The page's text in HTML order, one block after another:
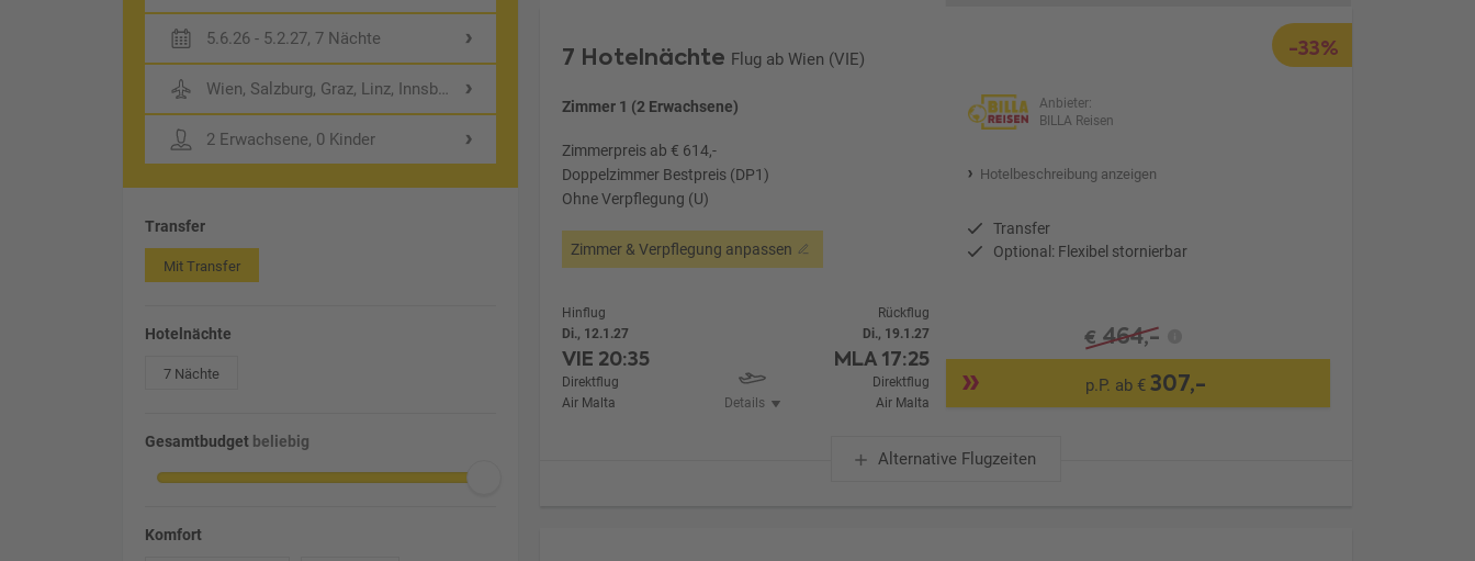
5.6.26 - 5.2.27, 7 Nächte
Wien, Salzburg, Graz, Linz, Innsbruck
2 Erwachsene, 0 Kinder
Transfer
Mit Transfer
Hotelnächte
7 Nächte
Gesamtbudget beliebig
Komfort
-33%
7 Hotelnächte Flug ab Wien (VIE)
Zimmer 1 (2 Erwachsene)
Zimmerpreis ab € 614,-
Doppelzimmer Bestpreis (DP1)
Ohne Verpflegung (U)
Zimmer & Verpflegung anpassen
Anbieter:
BILLA Reisen
Hotelbeschreibung anzeigen
Transfer
Optional: Flexibel stornierbar
Hinflug
Di., 12.1.27
VIE 20:35
Direktflug
Air Malta
Details
Rückflug
Di., 19.1.27
MLA17:25
Direktflug
Air Malta
€ 464,-
p.P. ab €307,-
Alternative Flugzeiten